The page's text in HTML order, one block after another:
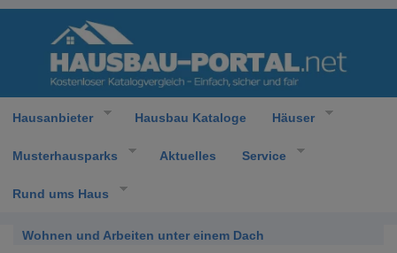
Hausanbieter Hausbau Kataloge Häuser
Musterhausparks Aktuelles Service
Rund ums Haus
Wohnen und Arbeiten unter einem Dach